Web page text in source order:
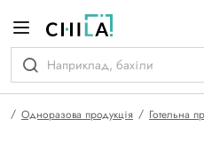
Одноразова продукція Готельна
гамі